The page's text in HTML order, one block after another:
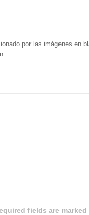
por las imágenes en
fields are marked